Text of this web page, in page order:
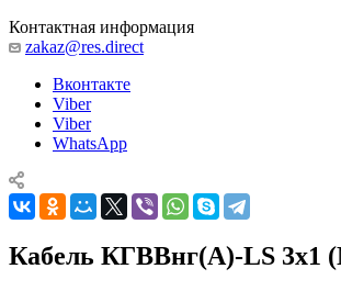
Контактная информация
zakaz@res.direct
Вконтакте
Viber
Viber
WhatsApp
Кабель КГВВнг(А)-LS 3х1